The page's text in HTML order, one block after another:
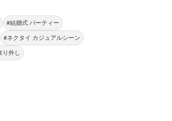
#結婚式 パーティー
#ネクタイ カジュアルシーン
り外し